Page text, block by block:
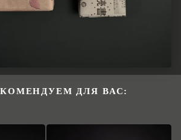
ДЛЯ ВАС: